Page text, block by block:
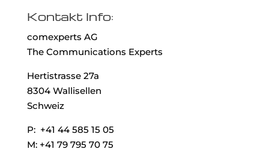
Kontakt Info:
comexperts AG
The Communications Experts
Hertistrasse 27a
8304 Wallisellen
Schweiz
P: +41 44 585 15 05
M: +41 79 795 70 75